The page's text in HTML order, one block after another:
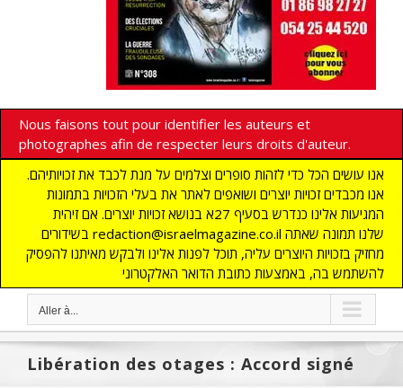
Nous faisons tout pour identifier les auteurs et
photographes afin de respecter leurs droits d'auteur.
אנו עושים הכל כדי לזהות סופרים וצלמים על מנת לכבד את זכויותיהם.
אנו מכבדים זכויות יוצרים ושואפים לאתר את בעלי הזכויות בתמונות
המגיעות אלינו כנדרש בסעיף 27א בנושא זכויות יוצרים. אם זיהית
בשידורים redaction@israelmagazine.co.il שלנו תמונה שאתה
מחזיק בזכויות היוצרים עליה, תוכל לפנות אלינו ולבקש מאיתנו להפסיק
להשתמש בה, באמצעות כתובת הדואר האלקטרוני
Aller à...
Libération des otages : Accord signé